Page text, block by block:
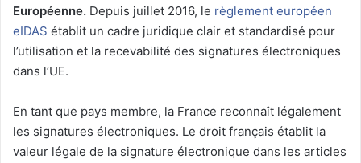
Européenne. Depuis juillet 2016, le règlement européen
eIDAS établit un cadre juridique clair et standardisé pour
l’utilisation et la recevabilité des signatures électroniques
dans l’UE.
En tant que pays membre, la France reconnaît légalement
les signatures électroniques. Le droit français établit la
valeur légale de la signature électronique dans les articles